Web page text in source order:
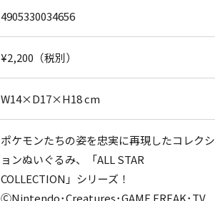
4905330034656
¥2,200（税別）
W14×D17×H18 cm
ポケモンたちの姿を忠実に再現したコレクシ
ョンぬいぐるみ、「ALL STAR
COLLECTION」シリーズ！
ⒸNintendo･Creatures･GAME FREAK･TV